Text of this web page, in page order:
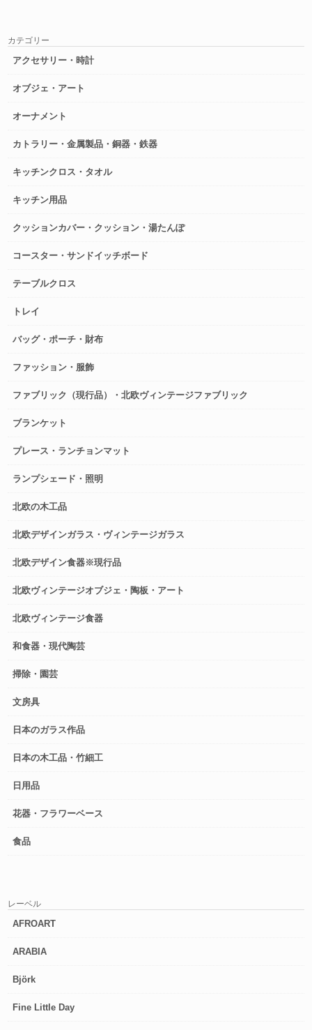
カテゴリー
アクセサリー・時計
オブジェ・アート
オーナメント
カトラリー・金属製品・銅器・鉄器
キッチンクロス・タオル
キッチン用品
クッションカバー・クッション・湯たんぽ
コースター・サンドイッチボード
テーブルクロス
トレイ
バッグ・ポーチ・財布
ファッション・服飾
ファブリック（現行品）・北欧ヴィンテージファブリック
ブランケット
プレース・ランチョンマット
ランプシェード・照明
北欧の木工品
北欧デザインガラス・ヴィンテージガラス
北欧デザイン食器※現行品
北欧ヴィンテージオブジェ・陶板・アート
北欧ヴィンテージ食器
和食器・現代陶芸
掃除・園芸
文房具
日本のガラス作品
日本の木工品・竹細工
日用品
花器・フラワーベース
食品
レーベル
AFROART
ARABIA
Björk
Fine Little Day